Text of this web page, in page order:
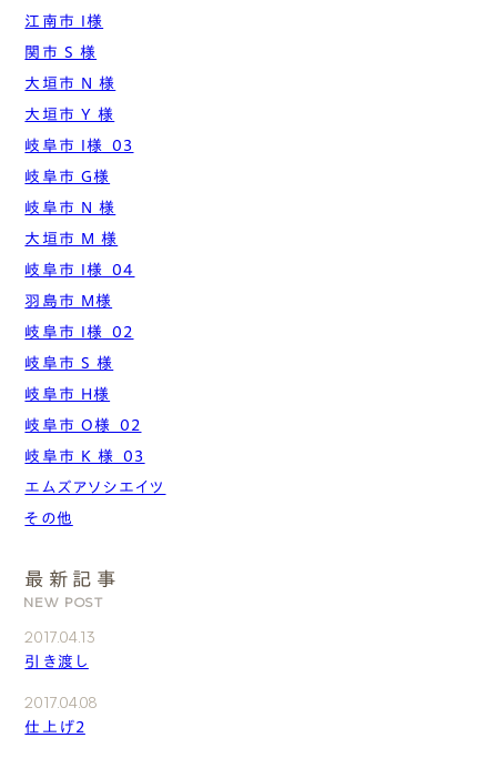
江南市 I様
関市 S 様
大垣市 N 様
大垣市 Y 様
岐阜市 I様_03
岐阜市 G様
岐阜市 N 様
大垣市 M 様
岐阜市 I様_04
羽島市 M様
岐阜市 I様_02
岐阜市 S 様
岐阜市 H様
岐阜市 O様_02
岐阜市 K 様_03
エムズアソシエイツ
その他
最新記事
NEW POST
2017.04.13
引き渡し
2017.04.08
仕上げ2